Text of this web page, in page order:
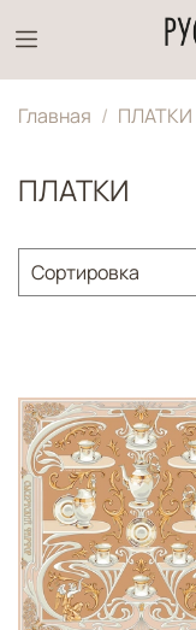
Главная ПЛАТКИ
ПЛАТКИ